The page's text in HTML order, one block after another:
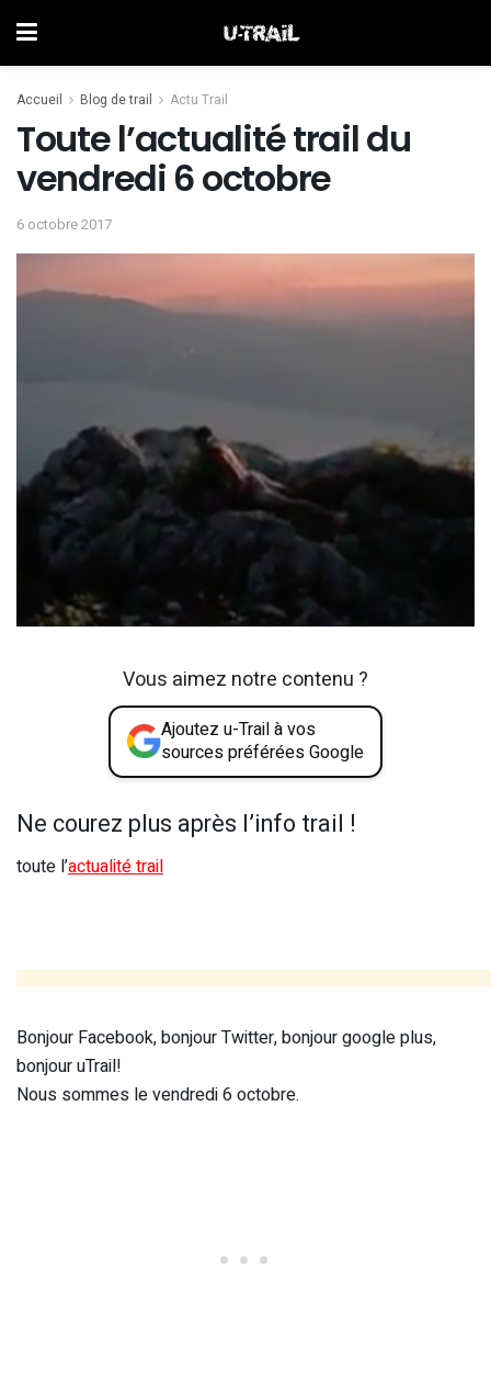
Accueil Blog de trail Actu Trail
Toute l’actualité trail du
vendredi 6 octobre
6 octobre 2017
Vous aimez notre contenu ?
Ajoutez u-Trail à vos
sources préférées Google
Ne courez plus après l’info trail !
toute l’actualité trail
Bonjour Facebook, bonjour Twitter, bonjour google plus,
bonjour uTrail!
Nous sommes le vendredi 6 octobre.